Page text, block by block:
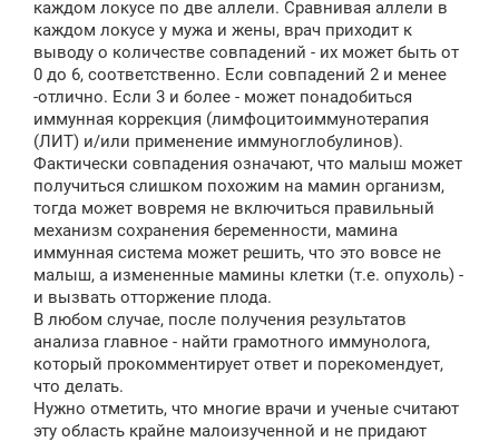
каждом локусе по две аллели. Сравнивая аллели в
каждом локусе у мужа и жены, врач приходит к
выводу о количестве совпадений - их может быть от
0 до 6, соответственно. Если совпадений 2 и менее
-отлично. Если 3 и более - может понадобиться
иммунная коррекция (лимфоцитоиммунотерапия
(ЛИТ) и/или применение иммуноглобулинов).
Фактически совпадения означают, что малыш может
получиться слишком похожим на мамин организм,
тогда может вовремя не включиться правильный
механизм сохранения беременности, мамина
иммунная система может решить, что это вовсе не
малыш, а измененные мамины клетки (т.е. опухоль) -
и вызвать отторжение плода.
В любом случае, после получения результатов
анализа главное - найти грамотного иммунолога,
который прокомментирует ответ и порекомендует,
что делать.
Нужно отметить, что многие врачи и ученые считают
эту область крайне малоизученной и не придают